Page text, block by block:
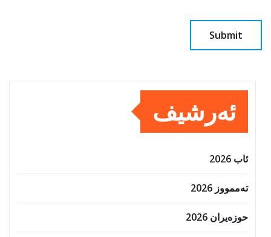
ئەرشیف
ئاب 2026
تەممووز 2026
حوزه‌یران 2026